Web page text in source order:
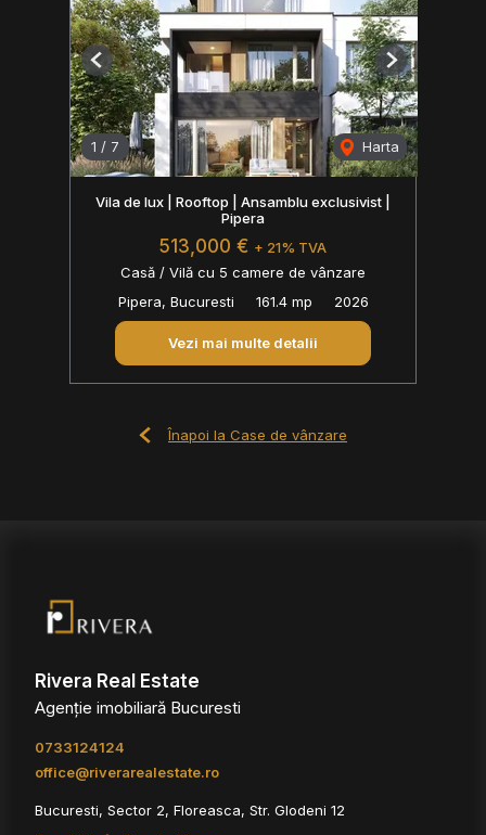
1 / 7 Harta
Previous Next
Vila de lux | Rooftop | Ansamblu exclusivist |
Pipera
513,000 € + 21% TVA
Casă / Vilă cu 5 camere de vânzare
Pipera, Bucuresti
161.4 mp 2026
Vezi mai multe detalii
Înapoi la Case de vânzare
Rivera Real Estate
Agenție imobiliară Bucuresti
0733124124
office@riverarealestate.ro
Bucuresti, Sector 2, Floreasca, Str. Glodeni 12